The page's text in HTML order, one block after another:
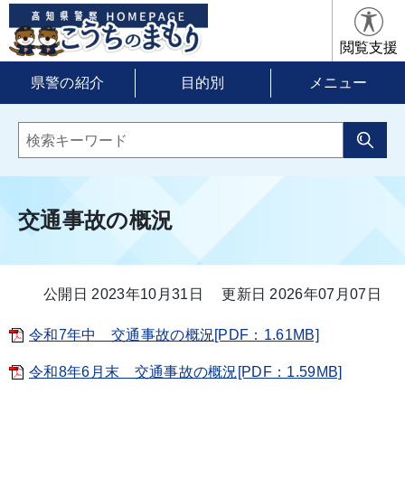
閲覧支援
県警の紹介 目的別 メニュー
交通事故の概況
公開日 2023年10月31日 更新日 2026年07月07日
令和7年中 交通事故の概況[PDF：1.61MB]
令和8年6月末 交通事故の概況[PDF：1.59MB]